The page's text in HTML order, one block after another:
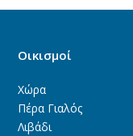
Οικισμοί
Χώρα
Πέρα Γιαλός
Λιβάδι